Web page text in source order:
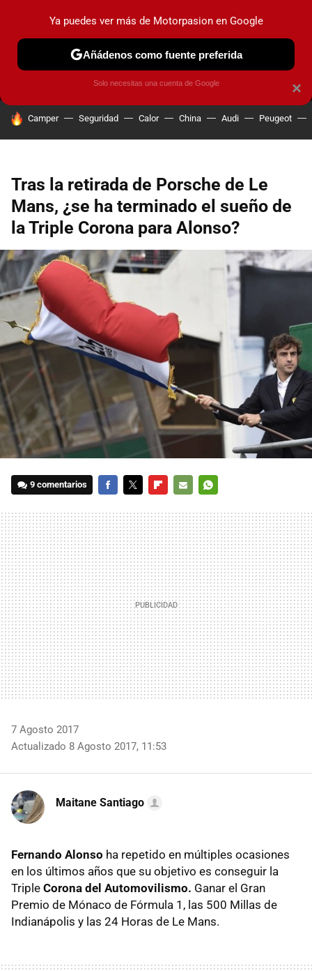
MENÚ NUEVO
COCHES ELÉCTRICOS OBSERVATORIO
HOY SE HABLA DE
Camper Seguridad Calor China Audi Peugeot
Tras la retirada de Porsche de Le
Mans, ¿se ha terminado el sueño de
la Triple Corona para Alonso?
9 comentarios
MAIL
7 Agosto 2017
Actualizado 8 Agosto 2017, 11:53
Maitane Santiago
Fernando Alonso ha repetido en múltiples ocasiones
en los últimos años que su objetivo es conseguir la
Triple Corona del Automovilismo. Ganar el Gran
Premio de Mónaco de Fórmula 1, las 500 Millas de
Indianápolis y las 24 Horas de Le Mans.
×
Ya puedes ver más de Motorpasion en Google
Añádenos como fuente preferida
Solo necesitas una cuenta de Google